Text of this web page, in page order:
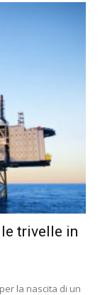
trivelle in
la nascita di un